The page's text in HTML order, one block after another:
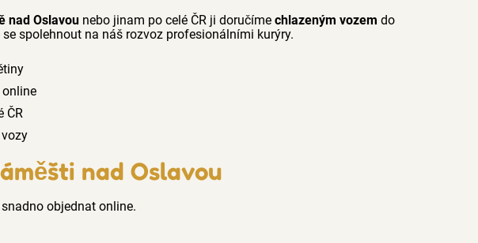
nad Oslavou nebo jinam po celé ČR ji doručíme chlazeným vozem do
se spolehnout na náš rozvoz profesionálními kurýry.
ČR
nad Oslavou
objednat online.